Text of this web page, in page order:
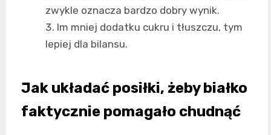
zwykle oznacza bardzo dobry wynik.
Im mniej dodatku cukru i tłuszczu, tym
lepiej dla bilansu.
Jak układać posiłki, żeby białko
faktycznie pomagało chudnąć